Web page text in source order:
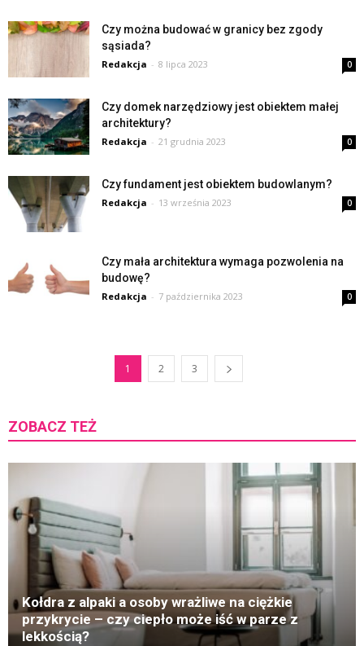
Czy można budować w granicy bez zgody
sąsiada?
Redakcja - 8 lipca 2023 0
Czy domek narzędziowy jest obiektem małej
architektury?
Redakcja - 21 grudnia 2023 0
Czy fundament jest obiektem budowlanym?
Redakcja - 13 września 2023 0
Czy mała architektura wymaga pozwolenia na
budowę?
Redakcja - 7 października 2023 0
1 2 3
ZOBACZ TEŻ
Kołdra z alpaki a osoby wrażliwe na ciężkie
przykrycie – czy ciepło może iść w parze z
lekkością?